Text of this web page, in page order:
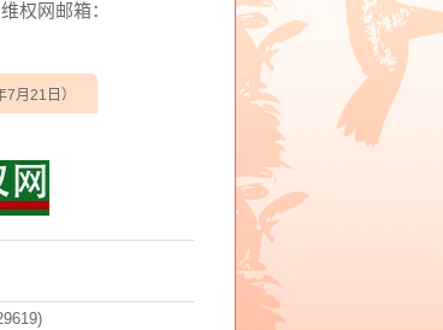
权网邮箱：
月21日）